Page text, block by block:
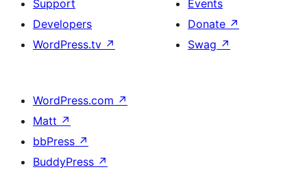
Support
Developers
WordPress.tv ↗
Events
Donate ↗
Swag ↗
WordPress.com ↗
Matt ↗
bbPress ↗
BuddyPress ↗